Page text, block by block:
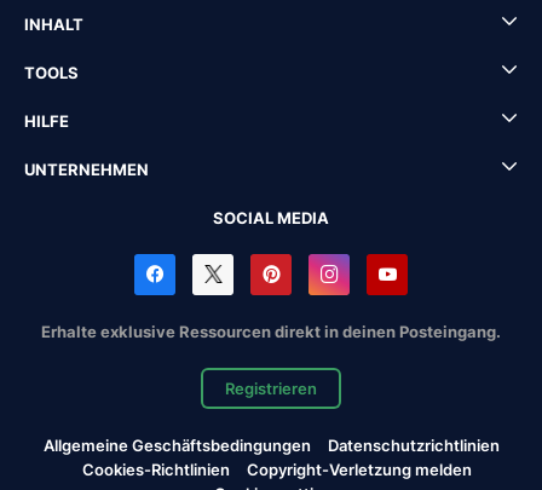
INHALT
TOOLS
HILFE
UNTERNEHMEN
SOCIAL MEDIA
Erhalte exklusive Ressourcen direkt in deinen Posteingang.
Registrieren
Allgemeine Geschäftsbedingungen
Datenschutzrichtlinien
Cookies-Richtlinien
Copyright-Verletzung melden